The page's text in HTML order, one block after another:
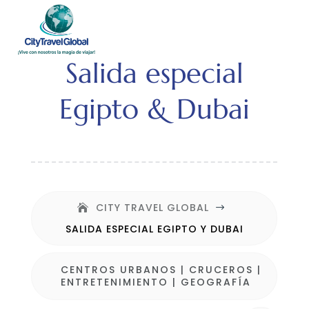
Salida especial
Egipto & Dubai
CITY TRAVEL GLOBAL $
SALIDA ESPECIAL EGIPTO Y DUBAI
CENTROS URBANOS | CRUCEROS |
ENTRETENIMIENTO | GEOGRAFÍA